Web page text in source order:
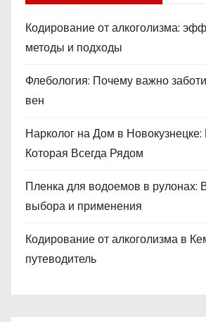
Кодирование от алкоголизма:
методы и подходы
Флебология: Почему важно
вен
Нарколог на Дом в
Которая Всегда Рядом
Пленка для водоемов в рулонах:
выбора и применения
Кодирование от алкоголизма в
путеводитель